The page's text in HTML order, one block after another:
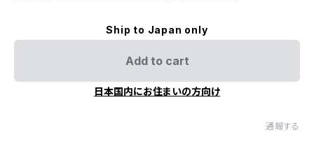
Ship to Japan only
Add to cart
日本国内にお住まいの方向け
通報する